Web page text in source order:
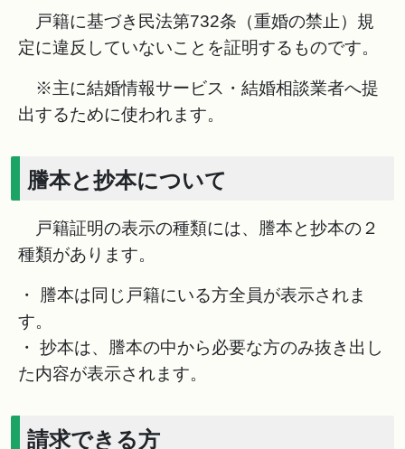
戸籍に基づき民法第732条（重婚の禁止）規
定に違反していないことを証明するものです。
※主に結婚情報サービス・結婚相談業者へ提
出するために使われます。
謄本と抄本について
戸籍証明の表示の種類には、謄本と抄本の２
種類があります。
・ 謄本は同じ戸籍にいる方全員が表示されま
す。
・ 抄本は、謄本の中から必要な方のみ抜き出し
た内容が表示されます。
請求できる方